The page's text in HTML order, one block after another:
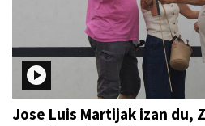
Jose Luis Martijak izan du,